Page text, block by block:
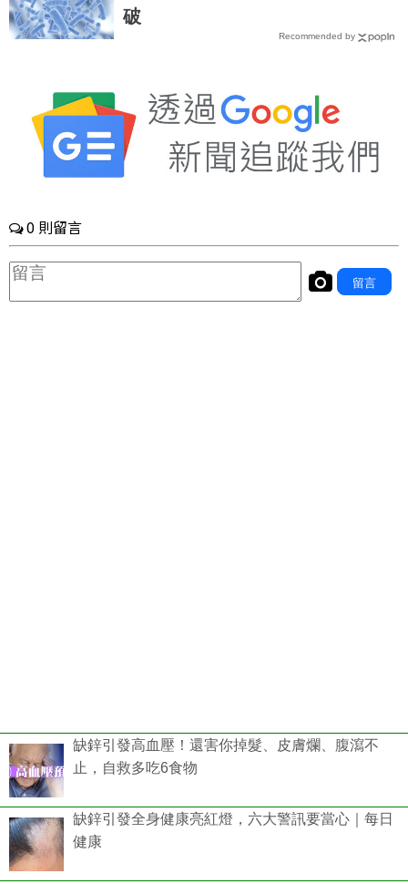
破
Recommended by
缺鋅引發高血壓！還害你掉髮、皮膚爛、腹瀉不
止，自救多吃6食物
缺鋅引發全身健康亮紅燈，六大警訊要當心｜每日
健康